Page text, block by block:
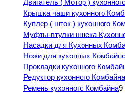
Двигатель ( Мотор )
Крышка чаши кухонного
Куплер ( шток ) кухонного
Муфты-втулки шнека
Насадки для Кухонных
Ножи для кухонных
Прокладки кухонного
Редуктор кухонного Комбайна
Ремень кухонного Комбайна9